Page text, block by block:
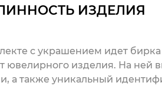
ИЗДЕЛИЯ
с украшением идет
ювелирного изделия. На ней
а также уникальный